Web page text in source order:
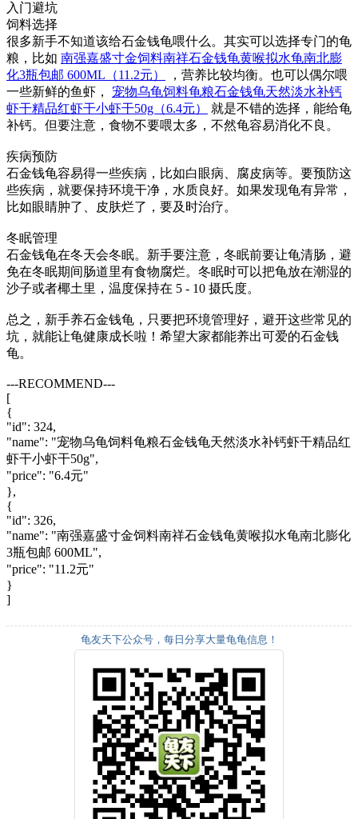
入门避坑
饲料选择
很多新手不知道该给石金钱龟喂什么。其实可以选择专门的龟
粮，比如 南强嘉盛寸金饲料南祥石金钱龟黄喉拟水龟南北膨
化3瓶包邮 600ML（11.2元）
，营养比较均衡。也可以偶尔喂
一些新鲜的鱼虾， 宠物乌龟饲料龟粮石金钱龟天然淡水补钙
虾干精品红虾干小虾干50g（6.4元）
就是不错的选择，能给龟
补钙。但要注意，食物不要喂太多，不然龟容易消化不良。
疾病预防
石金钱龟容易得一些疾病，比如白眼病、腐皮病等。要预防这
些疾病，就要保持环境干净，水质良好。如果发现龟有异常，
比如眼睛肿了、皮肤烂了，要及时治疗。
冬眠管理
石金钱龟在冬天会冬眠。新手要注意，冬眠前要让龟清肠，避
免在冬眠期间肠道里有食物腐烂。冬眠时可以把龟放在潮湿的
沙子或者椰土里，温度保持在 5 - 10 摄氏度。
总之，新手养石金钱龟，只要把环境管理好，避开这些常见的
坑，就能让龟健康成长啦！希望大家都能养出可爱的石金钱
龟。
---RECOMMEND---
[
{
"id": 324,
"name": "宠物乌龟饲料龟粮石金钱龟天然淡水补钙虾干精品红
虾干小虾干50g",
"price": "6.4元"
},
{
"id": 326,
"name": "南强嘉盛寸金饲料南祥石金钱龟黄喉拟水龟南北膨化
3瓶包邮 600ML",
"price": "11.2元"
}
]
龟友天下公众号，每日分享大量龟龟信息！